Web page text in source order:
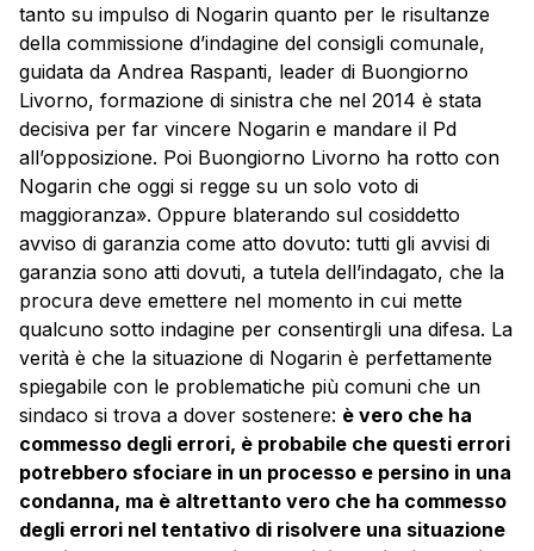
tanto su impulso di Nogarin quanto per le risultanze
della commissione d’indagine del consigli comunale,
guidata da Andrea Raspanti, leader di Buongiorno
Livorno, formazione di sinistra che nel 2014 è stata
decisiva per far vincere Nogarin e mandare il Pd
all’opposizione. Poi Buongiorno Livorno ha rotto con
Nogarin che oggi si regge su un solo voto di
maggioranza». Oppure blaterando sul cosiddetto
avviso di garanzia come atto dovuto: tutti gli avvisi di
garanzia sono atti dovuti, a tutela dell’indagato, che la
procura deve emettere nel momento in cui mette
qualcuno sotto indagine per consentirgli una difesa. La
verità è che la situazione di Nogarin è perfettamente
spiegabile con le problematiche più comuni che un
sindaco si trova a dover sostenere: è vero che ha
commesso degli errori, è probabile che questi errori
potrebbero sfociare in un processo e persino in una
condanna, ma è altrettanto vero che ha commesso
degli errori nel tentativo di risolvere una situazione